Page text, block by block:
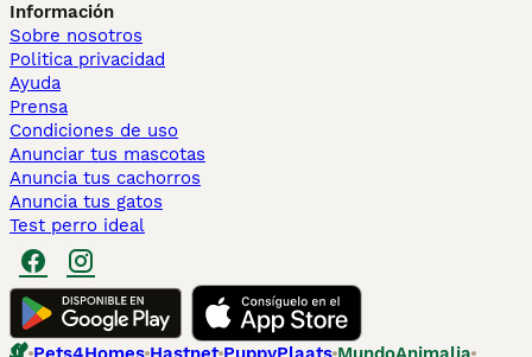
Información
Sobre nosotros
Politica privacidad
Ayuda
Prensa
Condiciones de uso
Anunciar tus mascotas
Anuncia tus cachorros
Anuncia tus gatos
Test perro ideal